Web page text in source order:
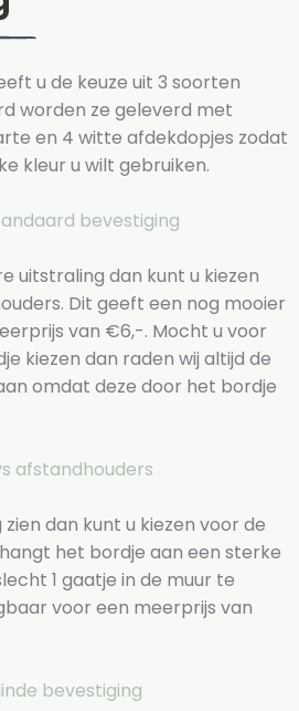
u de keuze uit 3 soorten
worden ze geleverd met
en 4 witte afdekdopjes zodat
kleur u wilt gebruiken.
bevestiging
uitstraling dan kunt u kiezen
Dit geeft een nog mooier
van €6,-. Mocht u voor
kiezen dan raden wij altijd de
omdat deze door het bordje
afstandhouders
dan kunt u kiezen voor de
het bordje aan een sterke
1 gaatje in de muur te
voor een meerprijs van
bevestiging